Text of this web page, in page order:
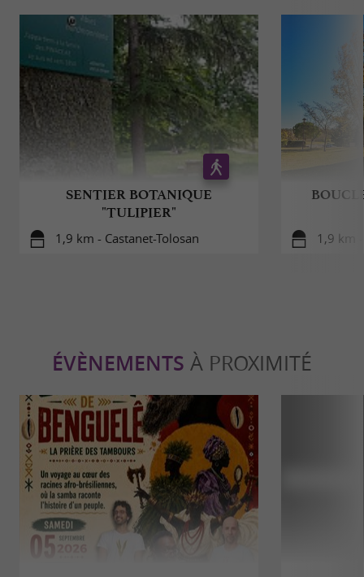
SENTIER BOTANIQUE
"TULIPIER"
1,9 km - Castanet-Tolosan 1,9 km
ÉVÈNEMENTS À PROXIMITÉ